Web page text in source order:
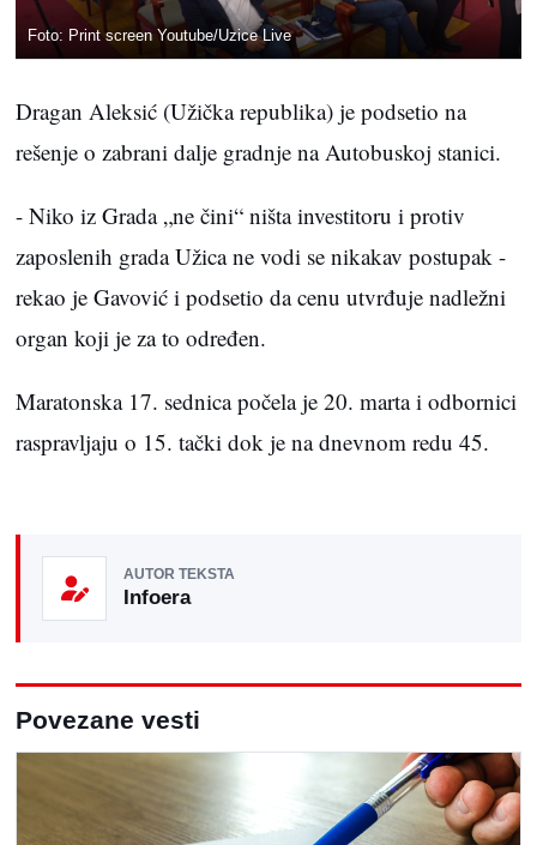
Foto: Print screen Youtube/Uzice Live
Dragan Aleksić (Užička republika) je podsetio na
rešenje o zabrani dalje gradnje na Autobuskoj stanici.
- Niko iz Grada „ne čini“ ništa investitoru i protiv
zaposlenih grada Užica ne vodi se nikakav postupak -
rekao je Gavović i podsetio da cenu utvrđuje nadležni
organ koji je za to određen.
Maratonska 17. sednica počela je 20. marta i odbornici
raspravljaju o 15. tački dok je na dnevnom redu 45.
AUTOR TEKSTA
Infoera
Povezane vesti